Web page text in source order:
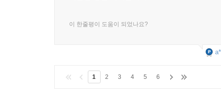
이 한줄평이 도움이 되었나요?
1 2 3 4 5 6